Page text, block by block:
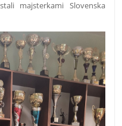
majsterkami Slovenska